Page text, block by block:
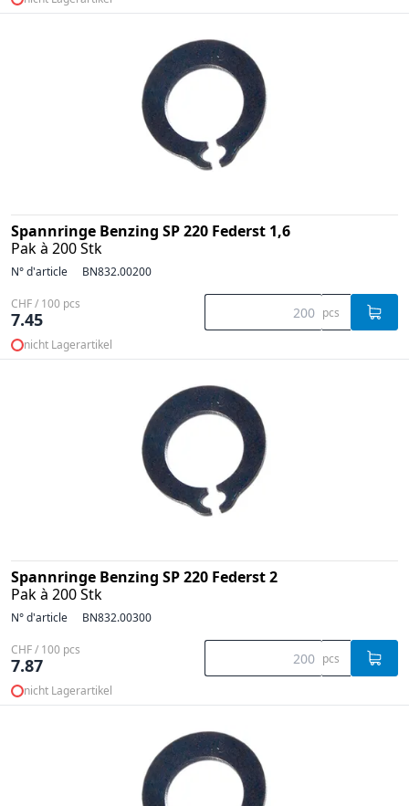
Spannringe Benzing SP 220 Federst 1,6
Pak à 200 Stk
N° d'article BN832.00200
CHF / 100 pcs
7.45 pcs
nicht Lagerartikel
Spannringe Benzing SP 220 Federst 2
Pak à 200 Stk
N° d'article BN832.00300
CHF / 100 pcs
7.87 pcs
nicht Lagerartikel